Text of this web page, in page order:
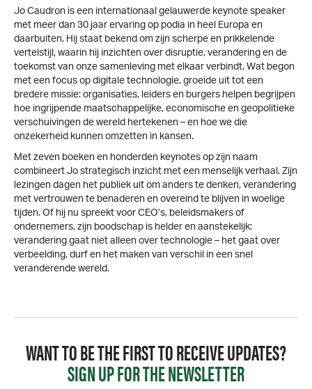
Jo Caudron is een internationaal gelauwerde keynote speaker
met meer dan 30 jaar ervaring op podia in heel Europa en
daarbuiten. Hij staat bekend om zijn scherpe en prikkelende
vertelstijl, waarin hij inzichten over disruptie, verandering en de
toekomst van onze samenleving met elkaar verbindt. Wat begon
met een focus op digitale technologie, groeide uit tot een
bredere missie: organisaties, leiders en burgers helpen begrijpen
hoe ingrijpende maatschappelijke, economische en geopolitieke
verschuivingen de wereld hertekenen – en hoe we die
onzekerheid kunnen omzetten in kansen.
Met zeven boeken en honderden keynotes op zijn naam
combineert Jo strategisch inzicht met een menselijk verhaal. Zijn
lezingen dagen het publiek uit om anders te denken, verandering
met vertrouwen te benaderen en overeind te blijven in woelige
tijden. Of hij nu spreekt voor CEO’s, beleidsmakers of
ondernemers, zijn boodschap is helder en aanstekelijk:
verandering gaat niet alleen over technologie – het gaat over
verbeelding, durf en het maken van verschil in een snel
veranderende wereld.
WANT TO BE THE FIRST TO RECEIVE UPDATES?
SIGN UP FOR THE NEWSLETTER